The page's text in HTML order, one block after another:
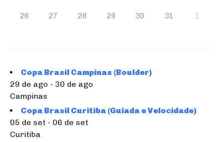
26 27 28 29 30 31 1
Copa Brasil Campinas (Boulder)
29 de ago - 30 de ago
Campinas
Copa Brasil Curitiba (Guiada e Velocidade)
05 de set - 06 de set
Curitiba